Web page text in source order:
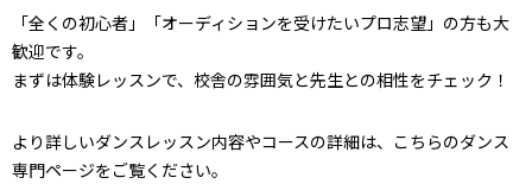
「全くの初心者」「オーディションを受けたいプロ志望」の方も大
歓迎です。
まずは体験レッスンで、校舎の雰囲気と先生との相性をチェック！
より詳しいダンスレッスン内容やコースの詳細は、こちらのダンス
専門ページをご覧ください。